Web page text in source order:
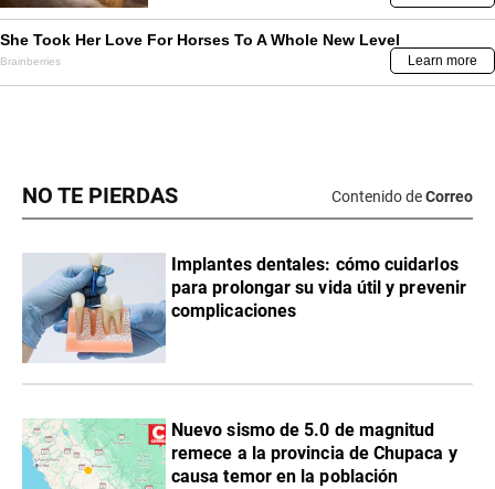
NO TE PIERDAS Contenido deCorreo
Implantes dentales: cómo cuidarlos
para prolongar su vida útil y prevenir
complicaciones
Nuevo sismo de 5.0 de magnitud
remece a la provincia de Chupaca y
causa temor en la población